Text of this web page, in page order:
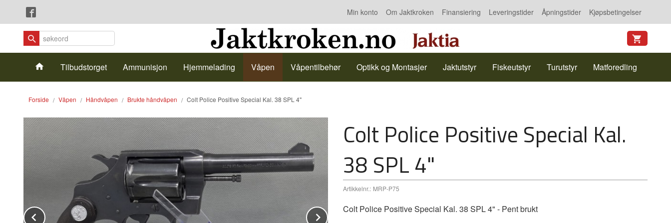
innholdet
Min konto Om Jaktkroken Finansiering Leveringstider Åpningstider Kjøpsbetingelser
Kontakt oss
ProdukterTilbudstorget Ammunisjon Hjemmelading Våpen Våpentilbehør Optikk og Montasjer Jaktutstyr Fiskeutstyr Turutstyr Matforedling
Forside Våpen Håndvåpen Brukte håndvåpen Colt Police Positive Special Kal. 38 SPL 4"
Prev Next
Colt Police Positive Special Kal.
38 SPL 4"
Artikkelnr.: MRP-P75
Colt Police Positive Special Kal. 38 SPL 4" - Pent brukt